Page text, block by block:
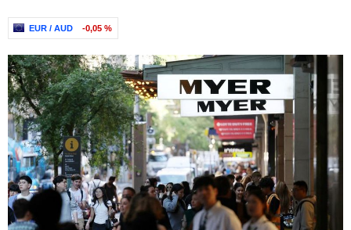
EUR / AUD -0,05 %